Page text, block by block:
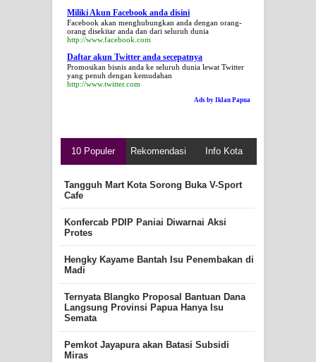
Miliki Akun Facebook anda disini
Facebook akan menghubungkan anda dengan orang-
orang disekitar anda dan dari seluruh dunia
http://www.facebook.com
Daftar akun Twitter anda secepatnya
Promosikan bisnis anda ke seluruh dunia lewat Twitter
yang penuh dengan kemudahan
http://www.twitter.com
Ads by Iklan Papua
10 Populer Rekomendasi Info Kota
Tangguh Mart Kota Sorong Buka V-Sport
Cafe
Konfercab PDIP Paniai Diwarnai Aksi
Protes
Hengky Kayame Bantah Isu Penembakan di
Madi
Ternyata Blangko Proposal Bantuan Dana
Langsung Provinsi Papua Hanya Isu
Semata
Pemkot Jayapura akan Batasi Subsidi
Miras